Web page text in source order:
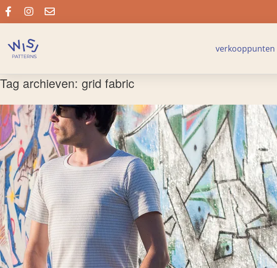
verkooppunten
Tag archieven: grid fabric